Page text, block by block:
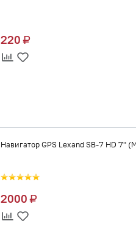
220
Навигатор GPS Lexand SB-7 HD 7"
2000